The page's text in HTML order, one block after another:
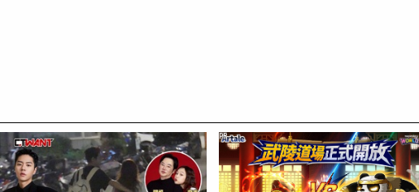
PR